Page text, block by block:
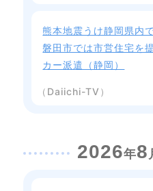
熊本地震うけ静岡県内
磐田市では市営住宅を
カー派遣（静岡）
（Daiichi-TV）
2026年8